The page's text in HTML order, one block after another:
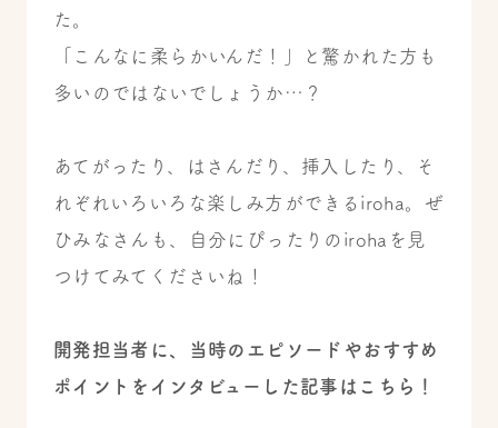
た。
「こんなに柔らかいんだ！」と驚かれた方も
多いのではないでしょうか…？
あてがったり、はさんだり、挿入したり、そ
れぞれいろいろな楽しみ方ができるiroha。ぜ
ひみなさんも、自分にぴったりのirohaを見
つけてみてくださいね！
開発担当者に、当時のエピソードやおすすめ
ポイントをインタビューした記事はこちら！